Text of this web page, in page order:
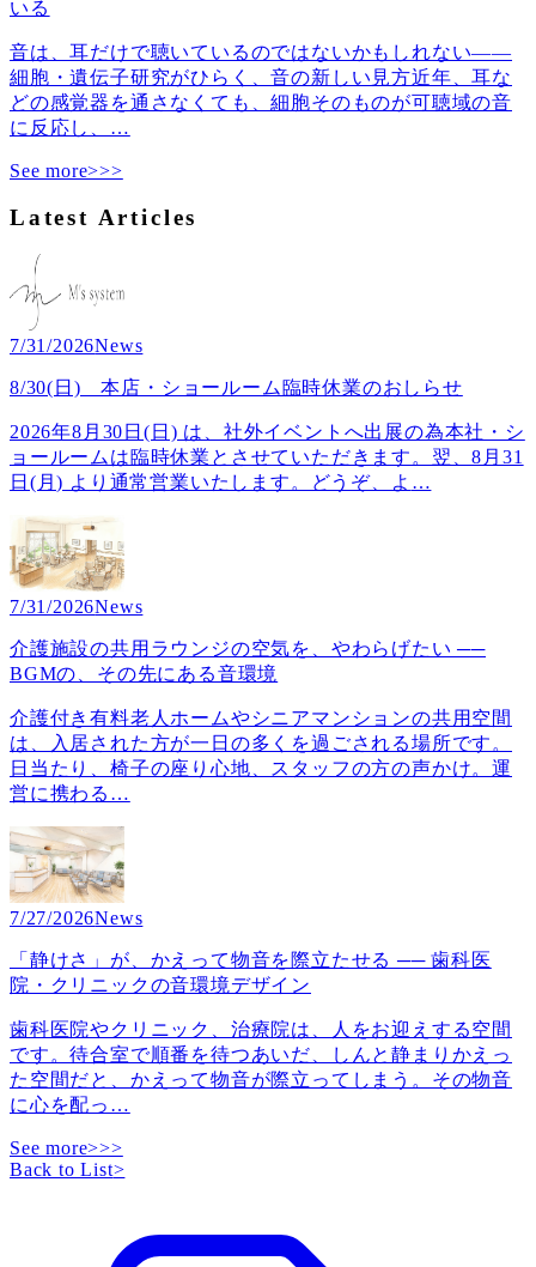
いる
音は、耳だけで聴いているのではないかもしれない――
細胞・遺伝子研究がひらく、音の新しい見方近年、耳な
どの感覚器を通さなくても、細胞そのものが可聴域の音
に反応し、 …
See more>>>
Latest Articles
7/31/2026News
8/30(日) 本店・ショールーム臨時休業のおしらせ
2026年8月30日(日) は、社外イベントへ出展の為本社・シ
ョールームは臨時休業とさせていただきます。翌、8月31
日(月) より通常営業いたします。どうぞ、よ …
7/31/2026News
介護施設の共用ラウンジの空気を、やわらげたい ──
BGMの、その先にある音環境
介護付き有料老人ホームやシニアマンションの共用空間
は、入居された方が一日の多くを過ごされる場所です。
日当たり、椅子の座り心地、スタッフの方の声かけ。運
営に携わる …
7/27/2026News
「静けさ」が、かえって物音を際立たせる ── 歯科医
院・クリニックの音環境デザイン
歯科医院やクリニック、治療院は、人をお迎えする空間
です。待合室で順番を待つあいだ、しんと静まりかえっ
た空間だと、かえって物音が際立ってしまう。その物音
に心を配っ …
See more>>>
Back to List>